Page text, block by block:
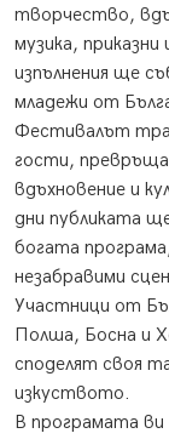
творчество,
музика,
изпълнения ще
младежи от
Фестивалът
гости,
вдъхновение и
дни публиката
богата
незабравими
Участници от
Полша, Босна и
споделят своя
изкуството.
В програмата